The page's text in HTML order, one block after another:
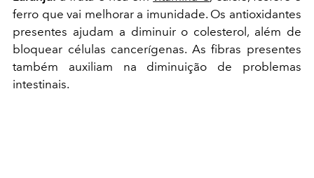
ferro que vai melhorar a imunidade. Os antioxidantes
presentes ajudam a diminuir o colesterol, além de
bloquear células cancerígenas. As fibras presentes
também auxiliam na diminuição de problemas
intestinais.